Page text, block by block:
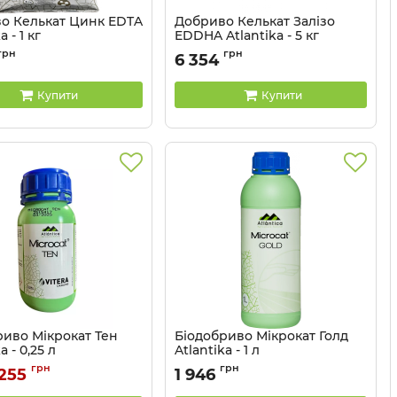
Келькат Цинк EDTA
- 1 кг
Купити
Добриво Келькат Залізо
EDDHA Atlantika - 5 кг
Артикул: 3203062
6 354 грн
Купити
Мікрокат Тен
- 0,25 л
025
грн
Біодобриво Мікрокат Голд
Atlantika - 1 л
Артикул: 320306
1 946 грн